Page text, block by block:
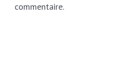
commentaire.